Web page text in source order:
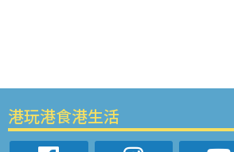
港玩港食港生活